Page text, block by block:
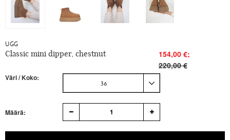
UGG
Classic mini dipper, chestnut
154,00 €;
220,00 €
Väri / Koko:
36
Määrä: 1